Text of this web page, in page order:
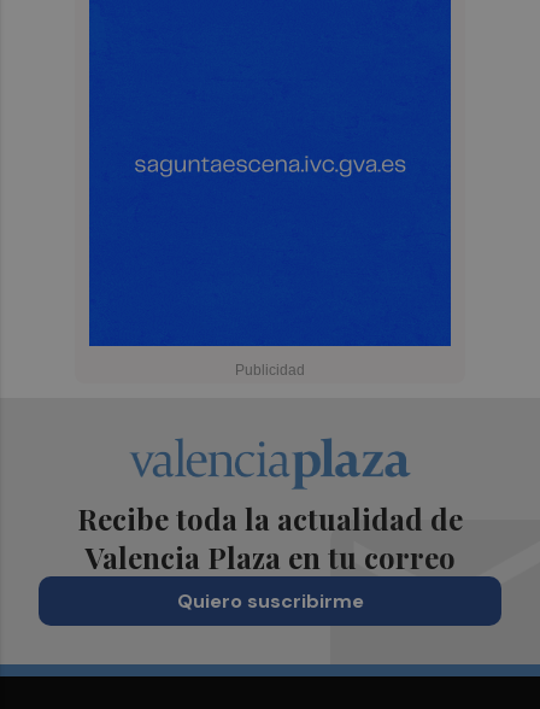
Recibe toda la actualidad de
Valencia Plaza en tu correo
Quiero suscribirme